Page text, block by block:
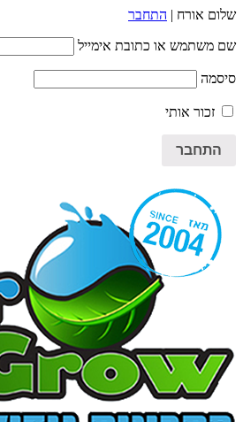
שלום אורח | התחבר
שם משתמש או כתובת אימייל
סיסמה
זכור אותי